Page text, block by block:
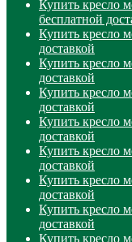
Купить кресло
бесплатной
Купить кресло
доставкой
Купить кресло
доставкой
Купить кресло
доставкой
Купить кресло
доставкой
Купить кресло
доставкой
Купить кресло
доставкой
Купить кресло
доставкой
Купить кресло